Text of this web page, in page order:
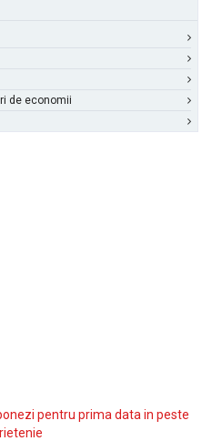
de economii
pentru prima data in peste